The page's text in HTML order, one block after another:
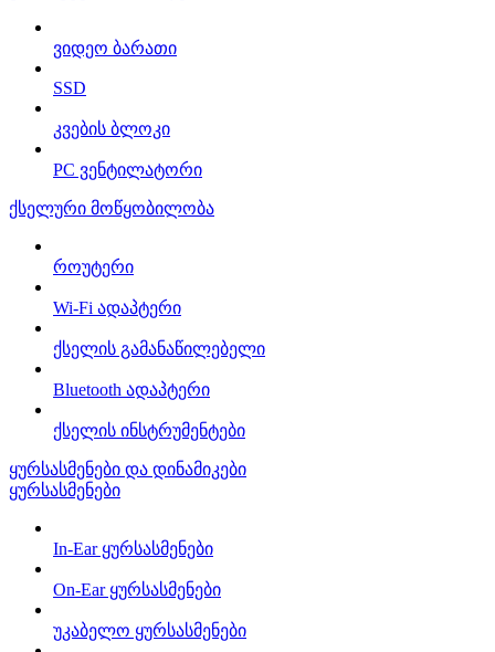
ვიდეო ბარათი
SSD
კვების ბლოკი
PC ვენტილატორი
ქსელური მოწყობილობა
როუტერი
Wi-Fi ადაპტერი
ქსელის გამანაწილებელი
Bluetooth ადაპტერი
ქსელის ინსტრუმენტები
ყურსასმენები და დინამიკები
ყურსასმენები
In-Ear ყურსასმენები
On-Ear ყურსასმენები
უკაბელო ყურსასმენები